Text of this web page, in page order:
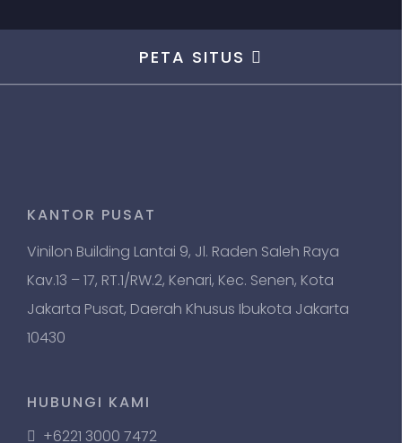
PETA SITUS
KANTOR PUSAT
Vinilon Building Lantai 9, Jl. Raden Saleh Raya
Kav.13 – 17, RT.1/RW.2, Kenari, Kec. Senen, Kota
Jakarta Pusat, Daerah Khusus Ibukota Jakarta
10430
HUBUNGI KAMI
+6221 3000 7472